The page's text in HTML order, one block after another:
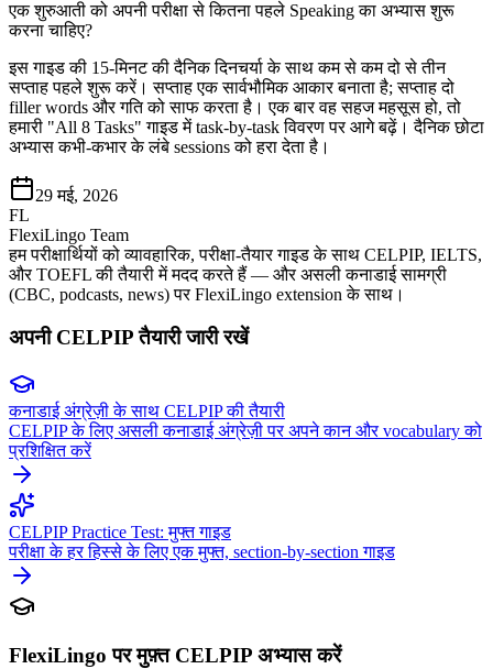
एक शुरुआती को अपनी परीक्षा से कितना पहले Speaking का अभ्यास शुरू
करना चाहिए?
इस गाइड की 15-मिनट की दैनिक दिनचर्या के साथ कम से कम दो से तीन
सप्ताह पहले शुरू करें। सप्ताह एक सार्वभौमिक आकार बनाता है; सप्ताह दो
filler words और गति को साफ करता है। एक बार वह सहज महसूस हो, तो
हमारी "All 8 Tasks" गाइड में task-by-task विवरण पर आगे बढ़ें। दैनिक छोटा
अभ्यास कभी-कभार के लंबे sessions को हरा देता है।
29 मई, 2026
FL
FlexiLingo Team
हम परीक्षार्थियों को व्यावहारिक, परीक्षा-तैयार गाइड के साथ CELPIP, IELTS,
और TOEFL की तैयारी में मदद करते हैं — और असली कनाडाई सामग्री
(CBC, podcasts, news) पर FlexiLingo extension के साथ।
अपनी CELPIP तैयारी जारी रखें
कनाडाई अंग्रेज़ी के साथ CELPIP की तैयारी
CELPIP के लिए असली कनाडाई अंग्रेज़ी पर अपने कान और vocabulary को
प्रशिक्षित करें
CELPIP Practice Test: मुफ्त गाइड
परीक्षा के हर हिस्से के लिए एक मुफ्त, section-by-section गाइड
FlexiLingo पर मुफ़्त CELPIP अभ्यास करें